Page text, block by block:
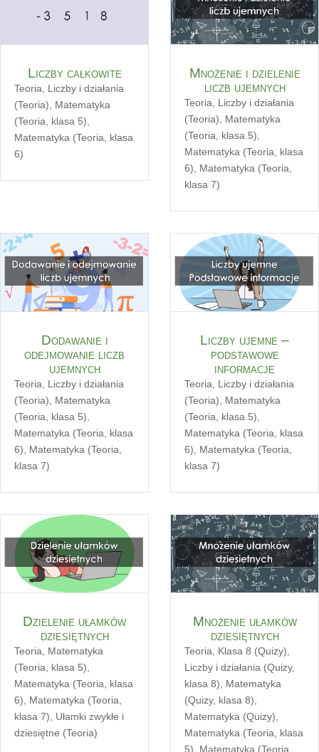
Liczby całkowite
Teoria, Liczby i działania
(Teoria), Matematyka
(Teoria, klasa 5),
Matematyka (Teoria, klasa
6)
Mnożenie i dzielenie
liczb ujemnych
Teoria, Liczby i działania
(Teoria), Matematyka
(Teoria, klasa 5),
Matematyka (Teoria, klasa
6), Matematyka (Teoria,
klasa 7)
Dodawanie i
odejmowanie liczb
ujemnych
Teoria
Liczby i działania
(Teoria)
Matematyka
(Teoria, klasa 5)
Matematyka (Teoria, klasa
6)
Matematyka (Teoria,
klasa 7)
Liczby ujemne –
podstawowe
informacje
Teoria
Liczby i działania
(Teoria)
Matematyka
(Teoria, klasa 5)
Matematyka (Teoria, klasa
6)
Matematyka (Teoria,
klasa 7)
Dzielenie ułamków
dziesiętnych
Teoria
Matematyka
(Teoria, klasa 5)
Matematyka (Teoria, klasa
6)
Matematyka (Teoria,
klasa 7)
Ułamki zwykłe i
dziesiętne (Teoria)
Mnożenie ułamków
dziesiętnych
Teoria Klasa 8 (Quizy)
Liczby i działania (Quizy,
klasa 8)
Matematyka
(Quizy, klasa 8)
Matematyka (Quizy)
Matematyka (Teoria, klasa
5)
Matematyka (Teoria,